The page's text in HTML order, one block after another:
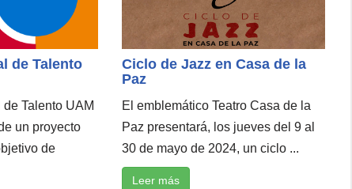
de Talento
Talento UAM
un proyecto
de
Ciclo de Jazz en Casa de la
Paz
El emblemático Teatro Casa de la
Paz presentará, los jueves del 9 al
30 de mayo de 2024, un ciclo ...
Leer más